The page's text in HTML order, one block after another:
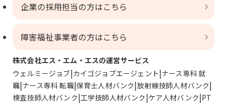
企業の採用担当の方はこちら
障害福祉事業者の方はこちら
株式会社エス・エム・エスの運営サービス
ウェルミージョブ カイゴジョブエージェント ナース専科 就
職 ナース専科 転職 保育士人材バンク 放射線技師人材バンク
検査技師人材バンク 工学技師人材バンク ケア人材バンク PT